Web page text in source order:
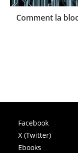
Comment la
Facebook
X (Twitter)
Ebooks